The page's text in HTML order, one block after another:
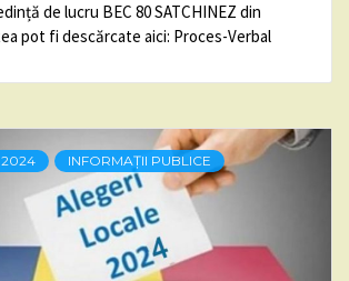
de lucru BEC 80 SATCHINEZ din
pot fi descărcate aici: Proces-Verbal
2024 INFORMAȚII PUBLICE